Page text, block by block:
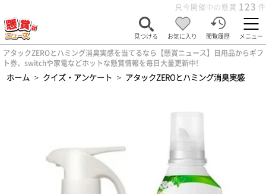
只今開催中の懸賞 123 件
見つける お気に入り 閲覧履歴 メニュー
アタックZEROとハミング消臭実感を当てるなら【懸賞ニュース】日用品からギフ
ト券、switchや家電などホットな懸賞情報を毎日大量更新中!
ホーム > クイズ・アンケート > アタックZEROとハミング消臭実感